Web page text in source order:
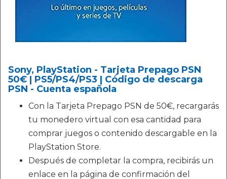
Sony, PlayStation - Tarjeta Prepago PSN
50€ | PS5/PS4/PS3 | Código de descarga
PSN - Cuenta española
Con la Tarjeta Prepago PSN de 50€, recargarás
tu monedero virtual con esa cantidad para
comprar juegos o contenido descargable en la
PlayStation Store.
Después de completar la compra, recibirás un
enlace en la página de confirmación del